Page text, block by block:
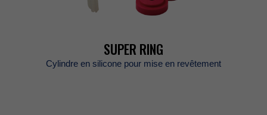
SUPERRING
Cylindreensiliconepourmiseenrevêtement